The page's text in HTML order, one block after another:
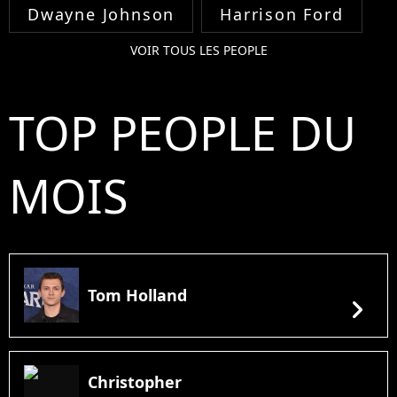
Dwayne Johnson Harrison Ford
VOIR TOUS LES PEOPLE
TOP PEOPLE DU
MOIS
Tom Holland chevron_right
Christopher